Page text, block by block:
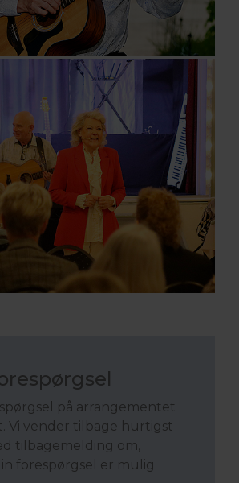
på arrangementet
Vi vender tilbage hurtigst
tilbagemelding om,
forespørgsel er mulig